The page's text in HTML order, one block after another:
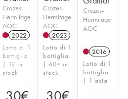
Crozes-
Hermitage
AOC
2022
Lotto di 1
bottiglia
| 12 in
stock
Crozes-
Hermitage
AOC
2023
Lotto di 1
bottiglia
| 60+ in
stock
Crozes-
Hermitage
AOC
2016
Lotto di 1
bottiglia
| 1 asta